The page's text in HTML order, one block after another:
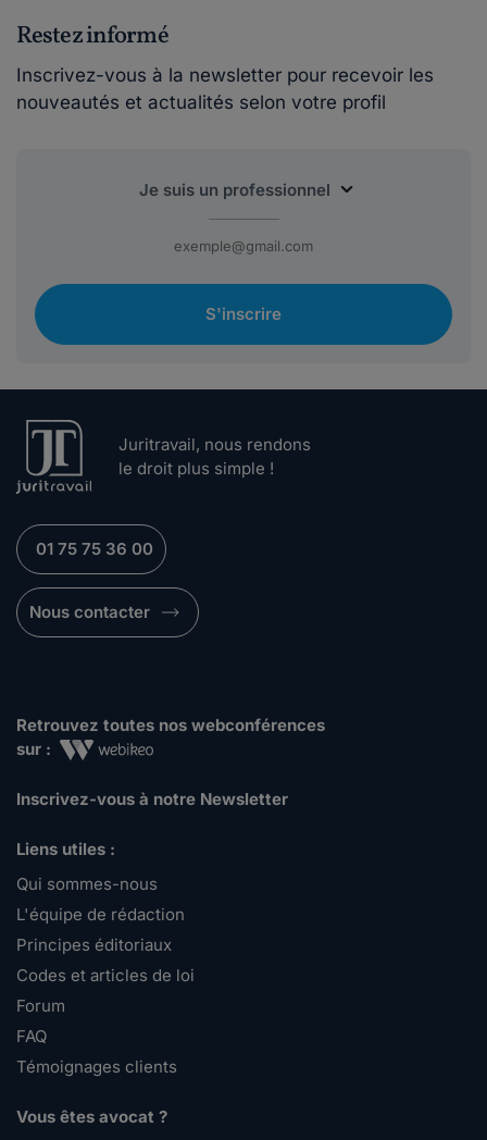
Restez informé
Inscrivez-vous à la newsletter pour recevoir les
nouveautés et actualités selon votre profil
S'inscrire
Juritravail, nous rendons
le droit plus simple !
01 75 75 36 00
Nous contacter
Retrouvez toutes nos webconférences
sur :
Inscrivez-vous à notre Newsletter
Liens utiles :
Qui sommes-nous
L'équipe de rédaction
Principes éditoriaux
Codes et articles de loi
Forum
FAQ
Témoignages clients
Vous êtes avocat ?